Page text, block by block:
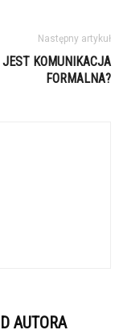
Następny artykuł
JEST KOMUNIKACJA
FORMALNA?
AUTORA